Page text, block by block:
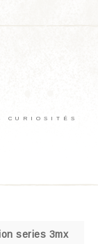
CURIOSITÉS
series 3mx